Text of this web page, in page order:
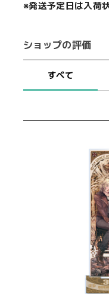
※発送予定日は入荷
ショップの評価
すべて